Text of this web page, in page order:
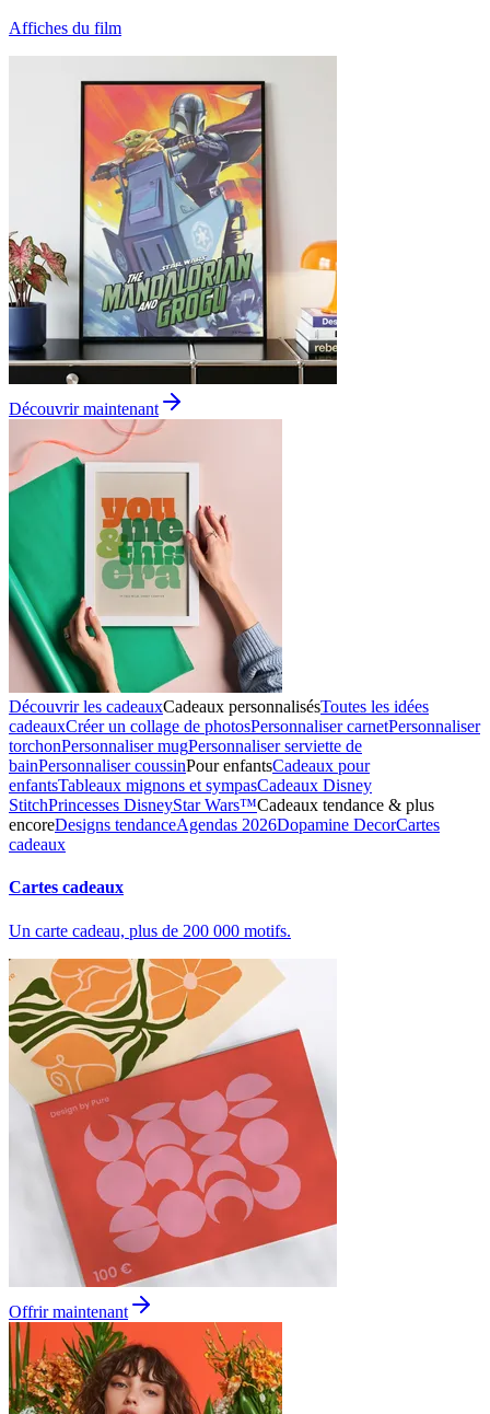
Affiches du film
Découvrir maintenant
Découvrir les cadeauxCadeaux personnalisésToutes les idées
cadeauxCréer un collage de photosPersonnaliser carnetPersonnaliser
torchonPersonnaliser mugPersonnaliser serviette de
bainPersonnaliser coussinPour enfantsCadeaux pour
enfantsTableaux mignons et sympasCadeaux Disney
StitchPrincesses DisneyStar Wars™Cadeaux tendance & plus
encoreDesigns tendanceAgendas 2026Dopamine DecorCartes
cadeaux
Cartes cadeaux
Un carte cadeau, plus de 200 000 motifs.
Offrir maintenant